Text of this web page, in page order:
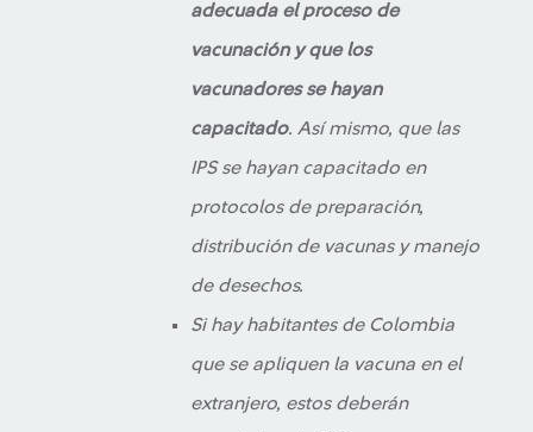
adecuada el proceso de
vacunación y que los
vacunadores se hayan
capacitado. Así mismo, que las
IPS se hayan capacitado en
protocolos de preparación,
distribución de vacunas y manejo
de desechos.
Si hay habitantes de Colombia
que se apliquen la vacuna en el
extranjero, estos deberán